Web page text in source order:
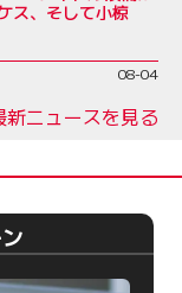
ス、そして小椋
08-04
ニュースを見る